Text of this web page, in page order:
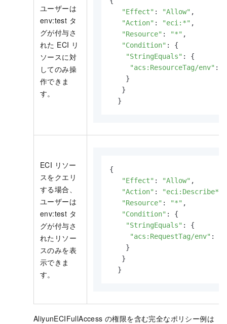
ユーザーは
env:test タ
グが付与さ
れた ECI リ
ソースに対
してのみ操
作できま
す。
"Effect" : "Allow" ,
"Action" : "eci:*" ,
"Resource" : "*" ,
"Condition" : {
"StringEquals" : {
"acs:ResourceTag/env" :
    }
   }
  }
ECI リソー
スをクエリ
する場合、
ユーザーは
env:test タ
グが付与さ
れたリソー
スのみを表
示できま
す。
{
"Effect" : "Allow" ,
"Action" : "eci:Describe*"
"Resource" : "*" ,
"Condition" : {
"StringEquals" : {
"acs:RequestTag/env" :
    }
   }
  }
AliyunECIFullAccess の権限を含む完全なポリシー例は